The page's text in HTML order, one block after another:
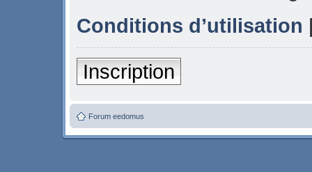
Conditions d’utilisation
Inscription
Forum eedomus